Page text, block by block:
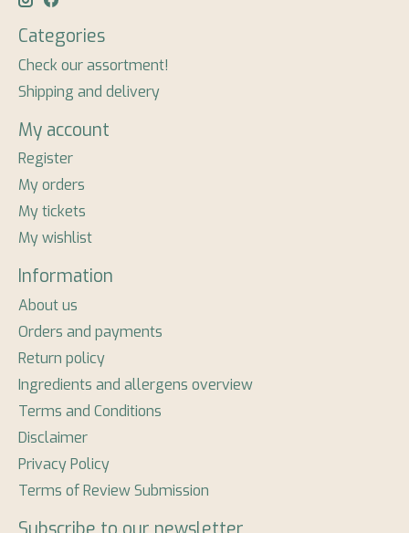
Categories
Check our assortment!
Shipping and delivery
My account
Register
My orders
My tickets
My wishlist
Information
About us
Orders and payments
Return policy
Ingredients and allergens overview
Terms and Conditions
Disclaimer
Privacy Policy
Terms of Review Submission